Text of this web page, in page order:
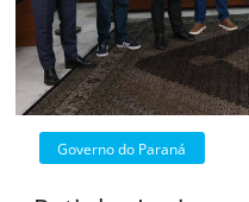
Governo do Paraná